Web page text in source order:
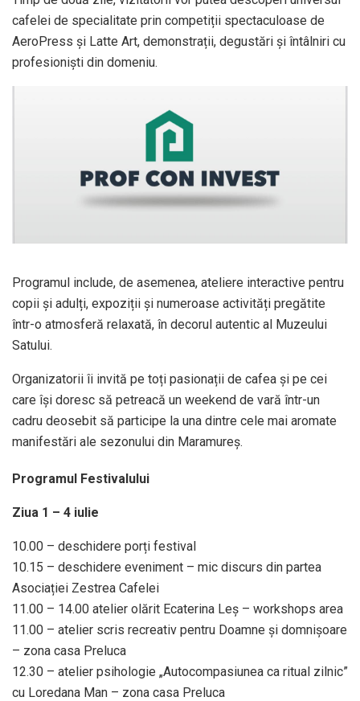
cafelei de specialitate prin competiții spectaculoase de
AeroPress și Latte Art, demonstrații, degustări și întâlniri cu
profesioniști din domeniu.
Programul include, de asemenea, ateliere interactive pentru
copii și adulți, expoziții și numeroase activități pregătite
într-o atmosferă relaxată, în decorul autentic al Muzeului
Satului.
Organizatorii îi invită pe toți pasionații de cafea și pe cei
care își doresc să petreacă un weekend de vară într-un
cadru deosebit să participe la una dintre cele mai aromate
manifestări ale sezonului din Maramureș.
Programul Festivalului
Ziua 1 – 4 iulie
10.00 – deschidere porți festival
10.15 – deschidere eveniment – mic discurs din partea
Asociației Zestrea Cafelei
11.00 – 14.00 atelier olărit Ecaterina Leș – workshops area
11.00 – atelier scris recreativ pentru Doamne și domnișoare
– zona casa Preluca
12.30 – atelier psihologie „Autocompasiunea ca ritual zilnic”
cu Loredana Man – zona casa Preluca